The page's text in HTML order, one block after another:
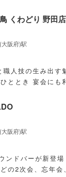
くわどり 野田店
人技の生み出す
ととき 宴会にも
阪府)駅
！！ ラウンジコーナー、
の2次会、忘年
阪府)駅